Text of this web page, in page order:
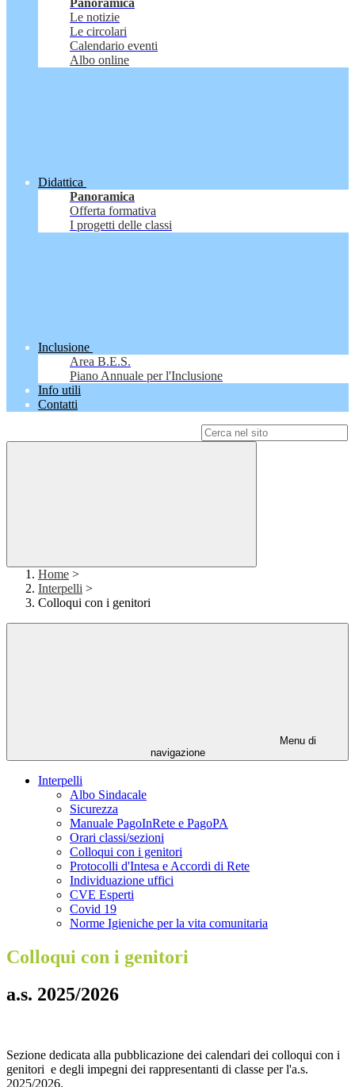
Panoramica
Le notizie
Le circolari
Calendario eventi
Albo online
Didattica
Panoramica
Offerta formativa
I progetti delle classi
Inclusione
Area B.E.S.
Piano Annuale per l'Inclusione
Info utili
Contatti
Home >
Interpelli >
Colloqui con i genitori
Menu di
navigazione
Interpelli
Albo Sindacale
Sicurezza
Manuale PagoInRete e PagoPA
Orari classi/sezioni
Colloqui con i genitori
Protocolli d'Intesa e Accordi di Rete
Individuazione uffici
CVE Esperti
Covid 19
Norme Igieniche per la vita comunitaria
Colloqui con i genitori
a.s. 2025/2026
Sezione dedicata alla pubblicazione dei calendari dei colloqui con i
genitori e degli impegni dei rappresentanti di classe per l'a.s.
2025/2026.